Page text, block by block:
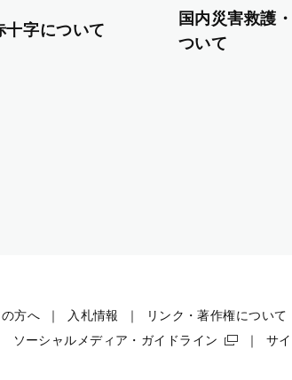
十字について
国内災害救護
ついて
方へ 入札情報 リンク・著作権について
ソーシャルメディア・ガイドライン
サ